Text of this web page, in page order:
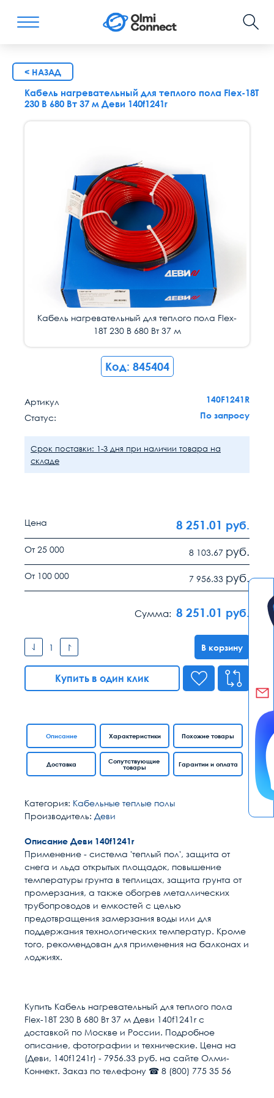
< НАЗАД
Кабель нагревательный для теплого пола Flex-18T
230 В 680 Вт 37 м Деви 140f1241r
Кабель нагревательный для теплого пола Flex-
18T 230 В 680 Вт 37 м
Код: 845404
Артикул
140F1241R
Статус:
По запросу
Срок поставки: 1-3 дня при наличии товара на
складе
Цена 8 251.01 руб.
От 25 000 8 103.67 руб.
От 100 000 7 956.33 руб.
Сумма: 8 251.01 руб.
В корзину
Купить в один клик
Описание Характеристики
Доставка
Похожие товары
Сопутствующие
товары
Гарантии и оплата
Категория: Кабельные теплые полы
Производитель: Деви
Описание Деви 140f1241r
Применение - система 'теплый пол', защита от
снега и льда открытых площадок, повышение
температуры грунта в теплицах, защита грунта от
промерзания, а также обогрев металлических
трубопроводов и емкостей с целью
предотвращения замерзания воды или для
поддержания технологических температур. Кроме
того, рекомендован для применения на балконах и
лоджиях.
Страна Китай
Тип изделия Кабель нагревательный
Способ монтажа В стяжку
Условия доставки
Доставка осуществляется в течении 2-4
рабочих дней после поступления оплаты на
наш расчётный счёт
Купить Кабель нагревательный для теплого пола
Flex-18T 230 В 680 Вт 37 м Деви 140f1241r с
доставкой по Москве и России. Подробное
описание, фотографии и технические. Цена на
(Деви, 140f1241r) - 7956.33 руб. на сайте Олми-
Коннект. Заказ по телефону ☎ 8 (800) 775 35 56